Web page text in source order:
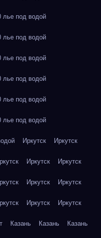
под водой
под водой
под водой
под водой
под водой
под водой
Иркутск Иркутск
Иркутск Иркутск
Иркутск Иркутск
Иркутск Иркутск
Казань Казань Казань